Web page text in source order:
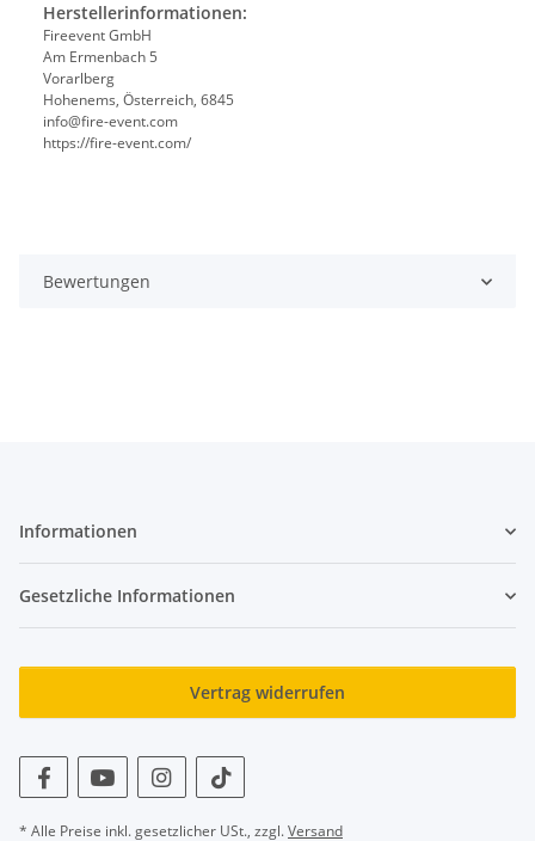
Herstellerinformationen:
Fireevent GmbH
Am Ermenbach 5
Vorarlberg
Hohenems, Österreich, 6845
info@fire-event.com
https://fire-event.com/
Bewertungen
Informationen
Gesetzliche Informationen
Vertrag widerrufen
* Alle Preise inkl. gesetzlicher USt., zzgl.Versand